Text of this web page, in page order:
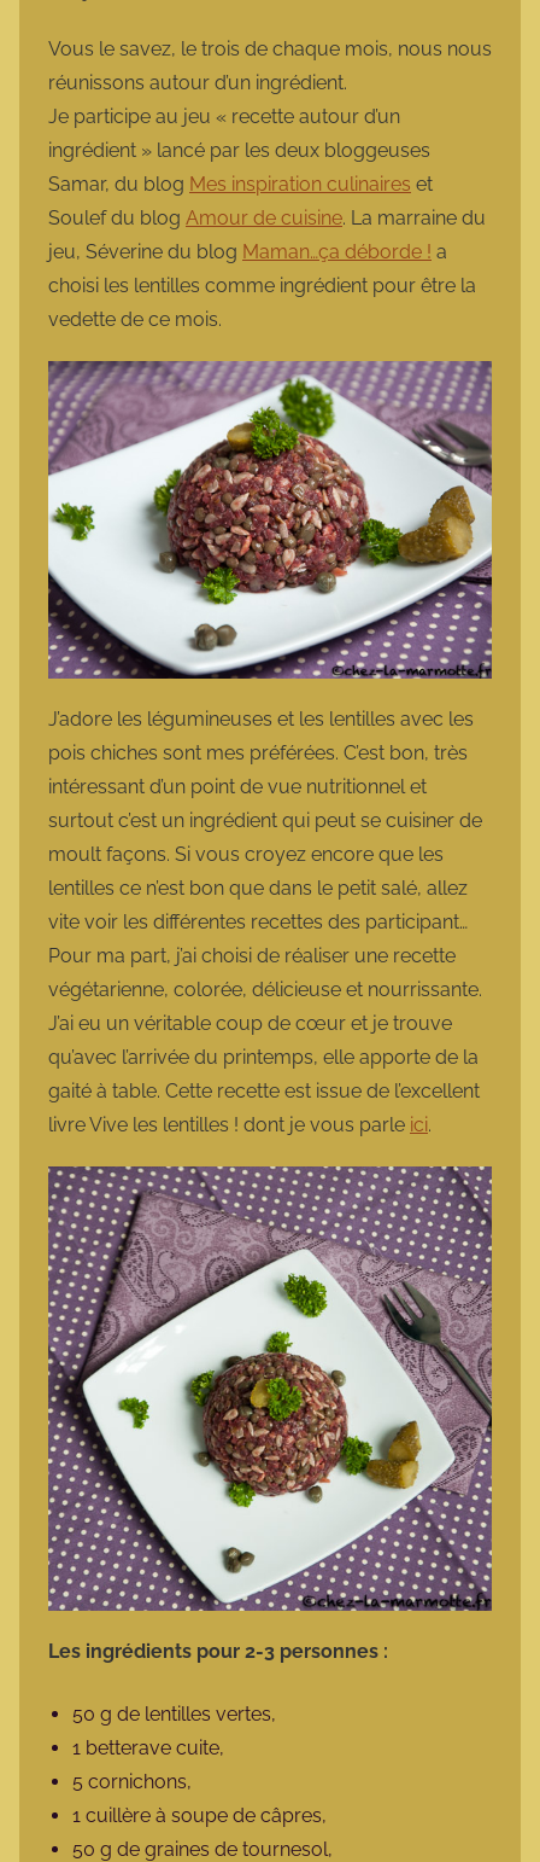
o
t
t
e
Vous le savez, le trois de chaque mois, nous nous
réunissons autour d’un ingrédient.
Je participe au jeu « recette autour d’un
ingrédient » lancé par les deux bloggeuses
Samar, du blog Mes inspiration culinaires et
Soulef du blog Amour de cuisine. La marraine du
jeu, Séverine du blog Maman…ça déborde ! a
choisi les lentilles comme ingrédient pour être la
vedette de ce mois.
J’adore les légumineuses et les lentilles avec les
pois chiches sont mes préférées. C’est bon, très
intéressant d’un point de vue nutritionnel et
surtout c’est un ingrédient qui peut se cuisiner de
moult façons. Si vous croyez encore que les
lentilles ce n’est bon que dans le petit salé, allez
vite voir les différentes recettes des participant…
Pour ma part, j’ai choisi de réaliser une recette
végétarienne, colorée, délicieuse et nourrissante.
J’ai eu un véritable coup de cœur et je trouve
qu’avec l’arrivée du printemps, elle apporte de la
gaité à table. Cette recette est issue de l’excellent
livre Vive les lentilles ! dont je vous parle ici.
Les ingrédients pour 2-3 personnes :
50 g de lentilles vertes,
1 betterave cuite,
5 cornichons,
1 cuillère à soupe de câpres,
50 g de graines de tournesol,